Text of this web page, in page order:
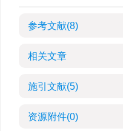
参考文献(8)
相关文章
施引文献(5)
资源附件(0)